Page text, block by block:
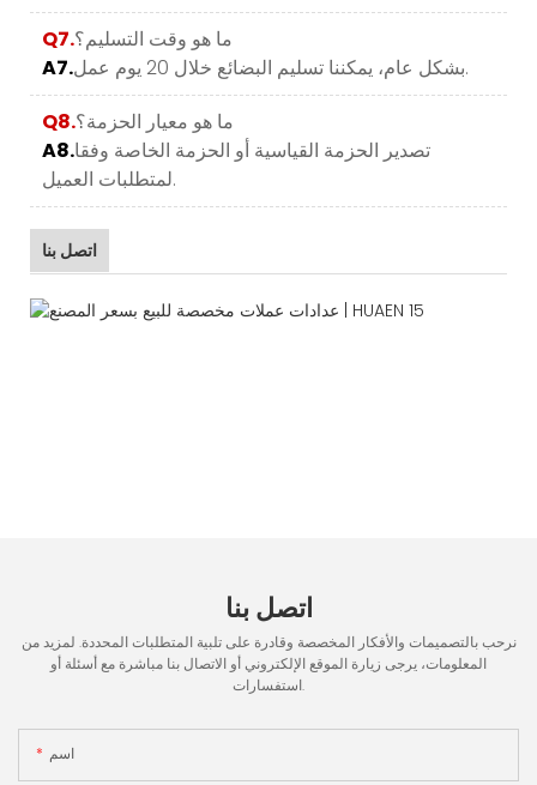
Q7.ما هو وقت التسليم؟
A7.
بشكل عام، يمكننا تسليم البضائع خلال 20 يوم عمل.
Q8.ما هو معيار الحزمة؟
A8.تصدير الحزمة القياسية أو الحزمة الخاصة وفقا
لمتطلبات العميل.
اتصل بنا
اتصل بنا
نرحب بالتصميمات والأفكار المخصصة وقادرة على تلبية المتطلبات المحددة. لمزيد من
المعلومات، يرجى زيارة الموقع الإلكتروني أو الاتصال بنا مباشرة مع أسئلة أو
استفسارات.
اسم